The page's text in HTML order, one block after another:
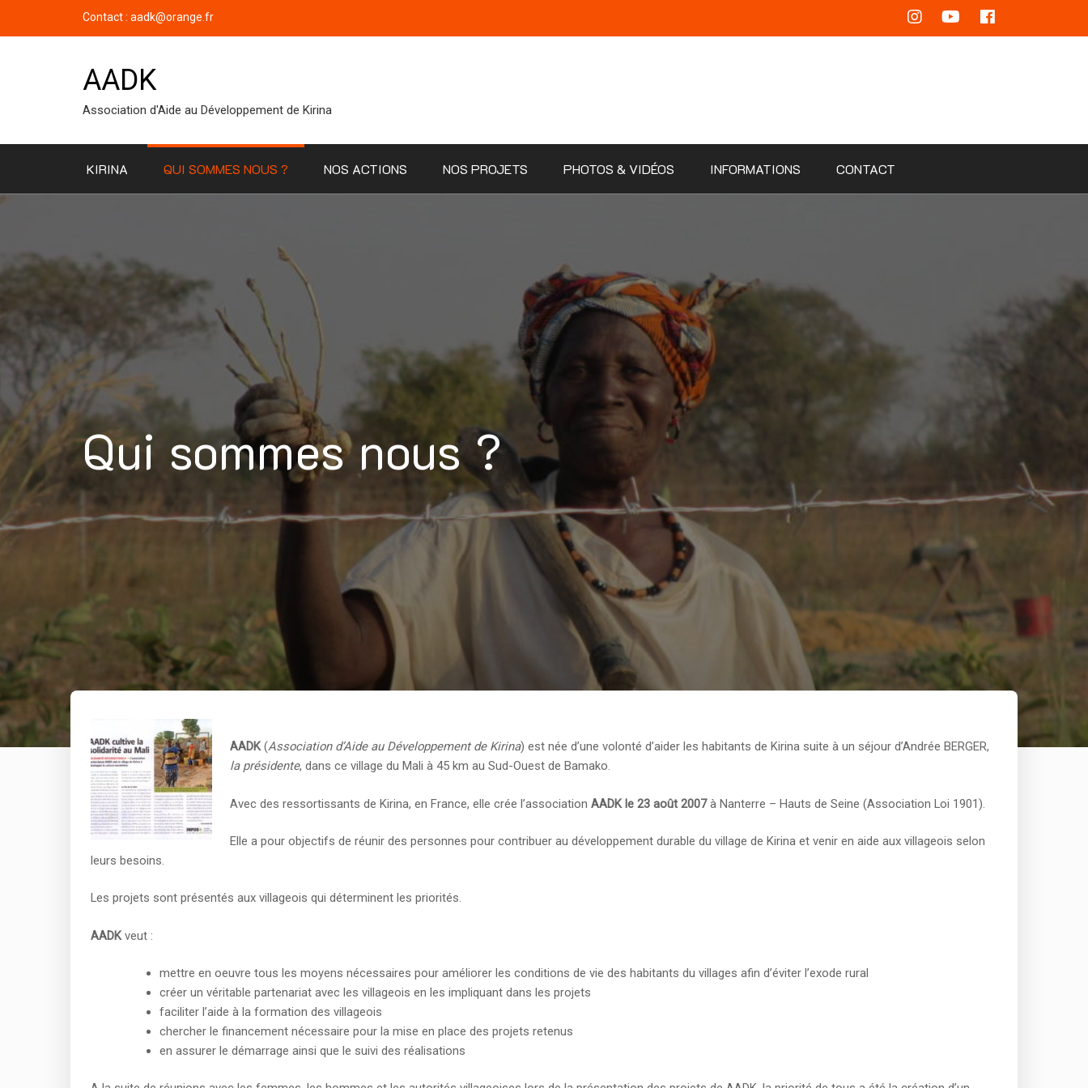
Contact : aadk@orange.fr
AADK
Association d'Aide au Développement de Kirina
KIRINA QUI SOMMES NOUS ? NOS ACTIONS NOS PROJETS PHOTOS & VIDÉOS INFORMATIONS CONTACT
Qui sommes nous ?
AADK(Association d’Aide au Développement de Kirina) est née d’une volonté d’aider les habitants de Kirina suite à un séjour d’Andrée BERGER,
la présidente, dans ce village du Mali à 45 km au Sud-Ouest de Bamako.
Avec des ressortissants de Kirina, en France, elle crée l’associationAADK le 23 août 2007à Nanterre – Hauts de Seine (Association Loi 1901).
Elle a pour objectifs de réunir des personnes pour contribuer au développement durable du village de Kirina et venir en aide aux villageois selon
leurs besoins.
Les projets sont présentés aux villageois qui déterminent les priorités.
AADKveut :
mettre en oeuvre tous les moyens nécessaires pour améliorer les conditions de vie des habitants du villages afin d’éviter l’exode rural
créer un véritable partenariat avec les villageois en les impliquant dans les projets
faciliter l’aide à la formation des villageois
chercher le financement nécessaire pour la mise en place des projets retenus
en assurer le démarrage ainsi que le suivi des réalisations